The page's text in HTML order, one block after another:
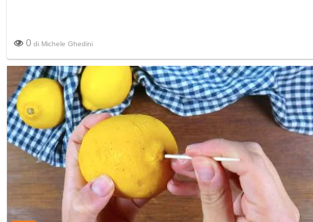
0 di Michele Ghedini